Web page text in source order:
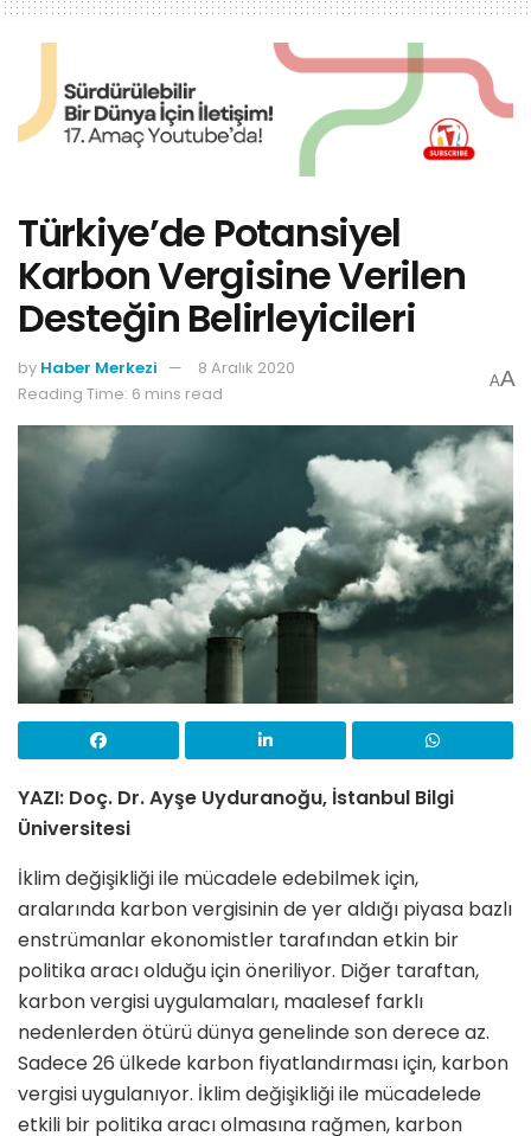
Türkiye’de Potansiyel
Karbon Vergisine Verilen
Desteğin Belirleyicileri
by Haber Merkezi
8 Aralık 2020
Reading Time: 6 mins read
AA
YAZI: Doç. Dr. Ayşe Uyduranoğu, İstanbul Bilgi
Üniversitesi
İklim değişikliği ile mücadele edebilmek için,
aralarında karbon vergisinin de yer aldığı piyasa bazlı
enstrümanlar ekonomistler tarafından etkin bir
politika aracı olduğu için öneriliyor. Diğer taraftan,
karbon vergisi uygulamaları, maalesef farklı
nedenlerden ötürü dünya genelinde son derece az.
Sadece 26 ülkede karbon fiyatlandırması için, karbon
vergisi uygulanıyor. İklim değişikliği ile mücadelede
etkili bir politika aracı olmasına rağmen, karbon